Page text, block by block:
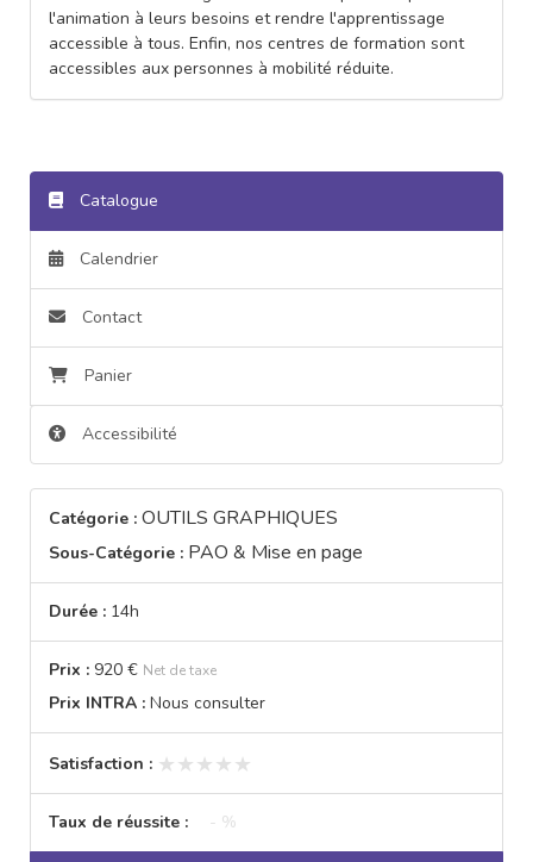
l'animation à leurs besoins et rendre l'apprentissage
accessible à tous. Enfin, nos centres de formation sont
accessibles aux personnes à mobilité réduite.
Catalogue
Calendrier
Contact
Panier
Accessibilité
Catégorie : OUTILS GRAPHIQUES
Sous-Catégorie : PAO & Mise en page
Durée : 14h
Prix : 920 € Net de taxe
Prix INTRA : Nous consulter
Satisfaction : ★★★★★
★★★★★
Taux de réussite : - %